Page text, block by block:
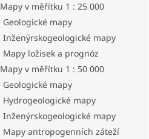
Mapy v měřítku 1 : 25 000
Geologické mapy
Inženýrskogeologické mapy
Mapy ložisek a prognóz
Mapy v měřítku 1 : 50 000
Geologické mapy
Hydrogeologické mapy
Inženýrskogeologické mapy
Mapy antropogenních záteží